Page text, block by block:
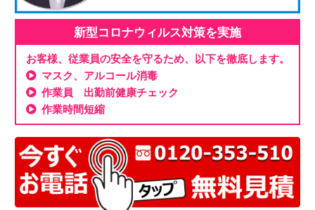
新型コロナウィルス対策を実施
お客様、従業員の安全を守るため、以下を徹底します。
マスク、アルコール消毒
作業員 出勤前健康チェック
作業時間短縮